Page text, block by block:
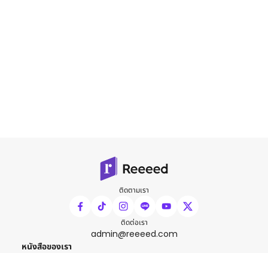
ติดตามเรา
ติดต่อเรา
admin@reeeed.com
หนังสือของเรา